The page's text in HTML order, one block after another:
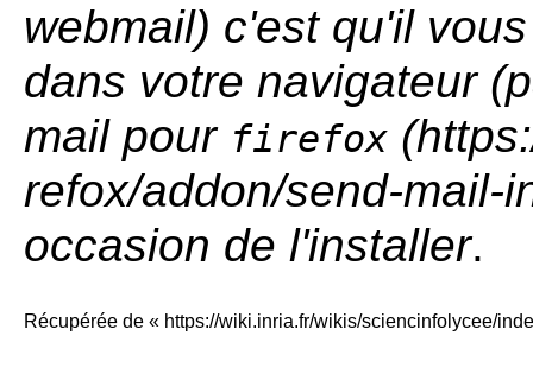
webmail) c'est qu'il
dans votre navigateur
mail pour firefox
occasion de l'installer.
Récupérée de « https://wiki.inria.fr/wikis/sciencinfolycee/